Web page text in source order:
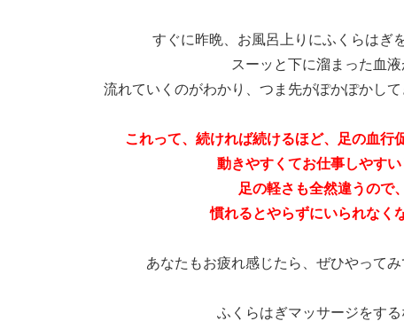
すぐに昨晩、お風呂上りにふくらはぎ
スーッと下に溜まった血液
流れていくのがわかり、つま先がぽかぽかし
これって、続ければ続けるほど、足の血行
動きやすくてお仕事しやすい
足の軽さも全然違うので、
慣れるとやらずにいられなく
あなたもお疲れ感じたら、ぜひやってみ
ふくらはぎマッサージをする